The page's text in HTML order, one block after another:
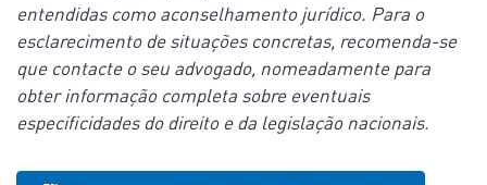
entendidas como aconselhamento jurídico. Para o
esclarecimento de situações concretas, recomenda-se
que contacte o seu advogado, nomeadamente para
obter informação completa sobre eventuais
especificidades do direito e da legislação nacionais.